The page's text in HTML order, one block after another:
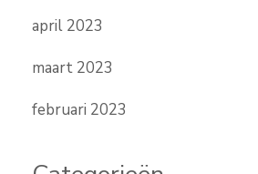
april 2023
maart 2023
februari 2023